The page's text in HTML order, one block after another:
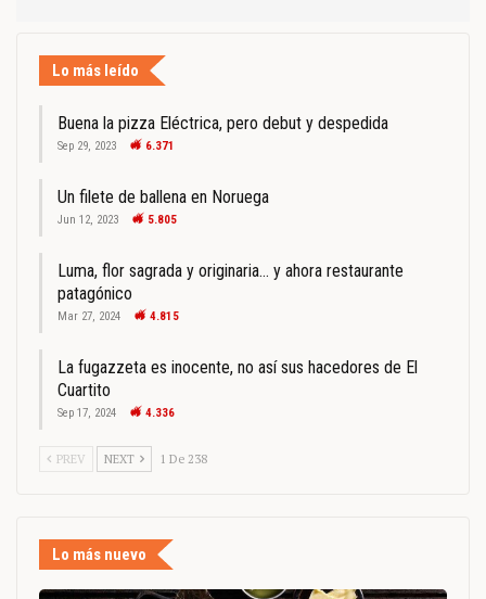
Lo más leído
Buena la pizza Eléctrica, pero debut y despedida
Sep 29, 2023 6.371
Un filete de ballena en Noruega
Jun 12, 2023 5.805
Luma, flor sagrada y originaria… y ahora restaurante
patagónico
Mar 27, 2024 4.815
La fugazzeta es inocente, no así sus hacedores de El
Cuartito
Sep 17, 2024 4.336
PREV NEXT 1 De 238
Lo más nuevo